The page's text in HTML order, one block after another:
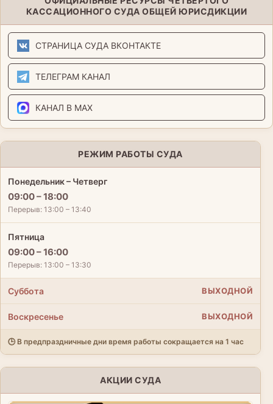
КАССАЦИОННОГО СУДА ОБЩЕЙ ЮРИСДИКЦИИ
СТРАНИЦА СУДА ВКОНТАКТЕ
ТЕЛЕГРАМ КАНАЛ
КАНАЛ В MAX
РЕЖИМ РАБОТЫ СУДА
Понедельник – Четверг
09:00 – 18:00
Перерыв: 13:00 – 13:40
Пятница
09:00 – 16:00
Перерыв: 13:00 – 13:30
Суббота ВЫХОДНОЙ
Воскресенье ВЫХОДНОЙ
🕒 В предпраздничные дни время работы сокращается на 1 час
АКЦИИ СУДА